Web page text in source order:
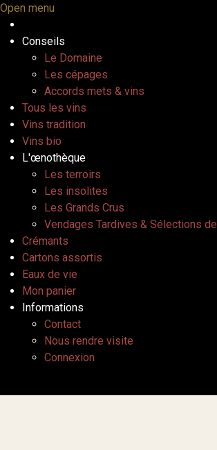
Open menu
Conseils
Le Domaine
Les cépages
Accords mets & vins
Tous les vins
Vins tradition
Vins bio
L'œnothèque
Les terroirs
Les insolites
Les Grands Crus
Vendages Tardives & Sélections
Crémants
Cartons assortis
Eaux de vie
Mon panier
Informations
Contact
Nous rendre visite
Connexion